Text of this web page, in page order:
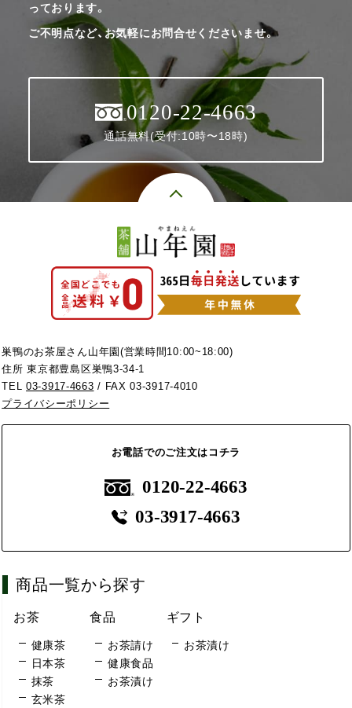
っております。
ご不明点など、お気軽にお問合せくださいませ。
0120-22-4663
通話無料(受付:10時〜18時)
巣鴨のお茶屋さん山年園(営業時間10:00~18:00)
住所 東京都豊島区巣鴨3-34-1
TEL03-3917-4663 / FAX 03-3917-4010
プライバシーポリシー
お電話でのご注文はコチラ
0120-22-4663
03-3917-4663
商品一覧から探す
お茶
健康茶
日本茶
抹茶
玄米茶
食品
お茶請け
健康食品
お茶漬け
ギフト
お茶漬け